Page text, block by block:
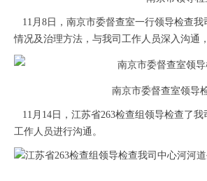
11月8日，南京市委督查室一行领导检查
情况及治理方法，与我司工作人员深入沟通
南京市委督查室领导
11月14日，江苏省263检查组领导检查了我
工作人员进行沟通。